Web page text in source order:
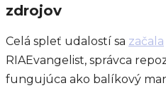
zdrojov
Celá spleť udalostí sa začala
RIAEvangelist, správca
fungujúca ako balíkový